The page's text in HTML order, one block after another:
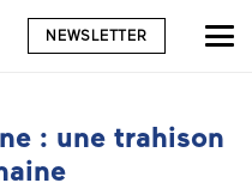
NEWSLETTER
: une trahison